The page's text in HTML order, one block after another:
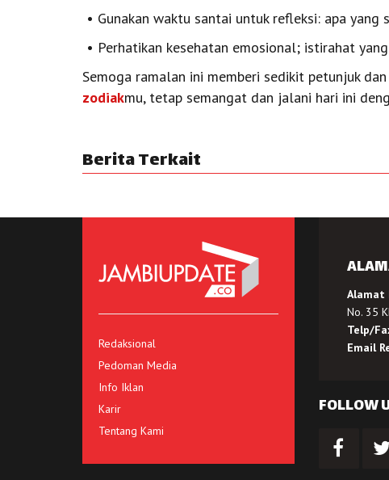
• Gunakan waktu santai untuk refleksi: apa
• Perhatikan kesehatan emosional; istirahat
Semoga ramalan ini memberi sedikit petunjuk
zodiakmu, tetap semangat dan jalani hari ini
Berita Terkait
Redaksional
Pedoman Media
Info Iklan
Karir
Tentang Kami
Alamat
No. 35
Telp/
Email
FOLLOW